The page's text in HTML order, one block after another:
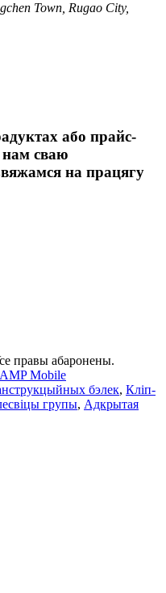
Town, Rugao City,
або прайс-
нам сваю
на працягу
правы абаронены.
AMP Mobile
бэлек, Кліп-
групы, Адкрытая